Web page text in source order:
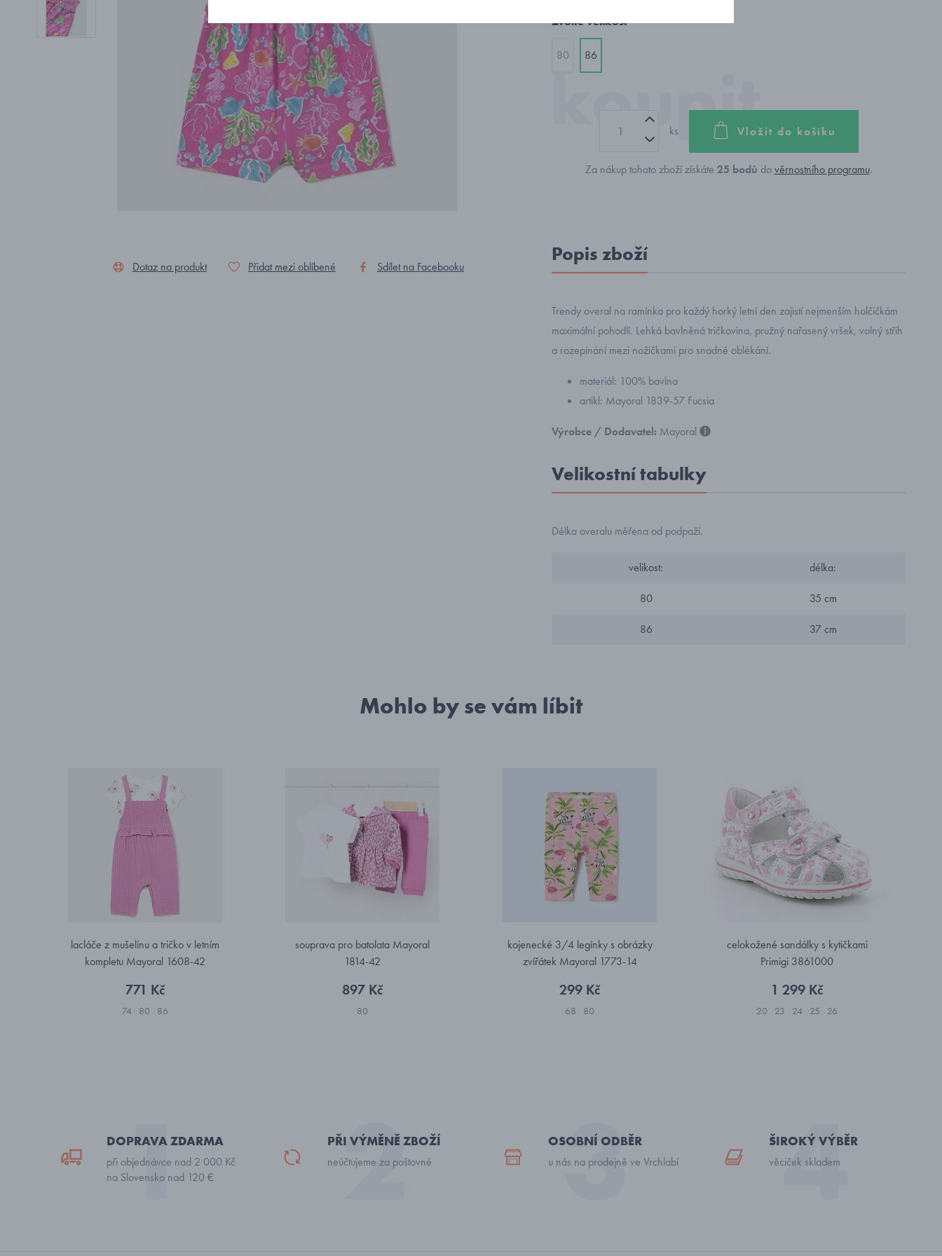
Dotaz na produkt Přidat mezi oblíbené Sdílet na Facebooku
Zvolte velikost
80 86
ks Vložit do košíku
Za nákup tohoto zboží získáte 25 bodů dověrnostního programu.
Popis zboží
Trendy overal na ramínka pro každý horký letní den zajistí nejmenším holčičkám
maximální pohodlí. Lehká bavlněná tričkovina, pružný nařasený vršek, volný střih
a rozepínání mezi nožičkami pro snadné oblékání.
materiál: 100% bavlna
artikl: Mayoral 1839-57 Fucsia
Výrobce / Dodavatel: Mayoral
Velikostní tabulky
Délka overalu měřena od podpaží.
velikost: délka:
80 35 cm
86 37 cm
Mohlo by se vám líbit
lacláče z mušelínu a tričko v letním
kompletu Mayoral 1608-42
771 Kč
74 80 86
souprava pro batolata Mayoral
1814-42
897 Kč
80
kojenecké 3/4 legínky s obrázky
zvířátek Mayoral 1773-14
299 Kč
68 80
celokožené sandálky s kytičkami
Primigi 3861000
1 299 Kč
20 23 24 25 26
DOPRAVA ZDARMA
při objednávce nad 2 000 Kč
na Slovensko nad 120 €
PŘI VÝMĚNĚ ZBOŽÍ
neúčtujeme za poštovné
OSOBNÍ ODBĚR
u nás na prodejně ve Vrchlabí
ŠIROKÝ VÝBĚR
věciček skladem